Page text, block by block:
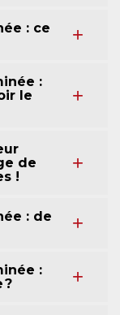
: ce
:
le
de
!
: de
:
?